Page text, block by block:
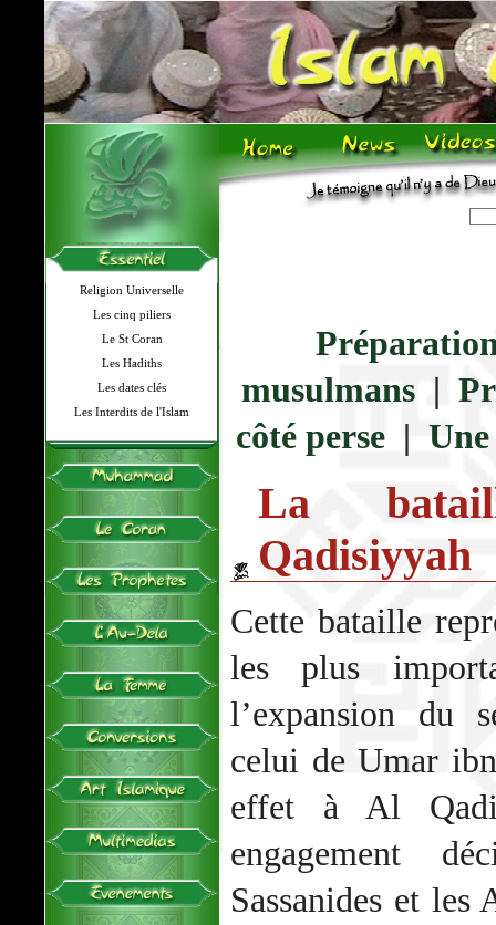
Religion Universelle
Les cinq piliers
Le St Coran
Les Hadiths
Les dates clés
Les Interdits de l'Islam
musulmans |
côté perse|
La
Qadisiyyah
Cette bataille
les plus
l’expansion du
celui de Umar
effet à Al
engagement
Sassanides et les